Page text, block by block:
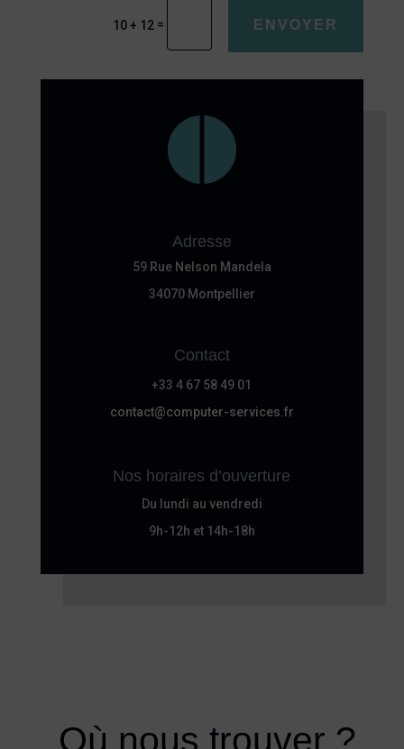
10 + 12 = ENVOYER
Adresse
59 Rue Nelson Mandela
34070 Montpellier
Contact
+33 4 67 58 49 01
contact@computer-services.fr
Nos horaires d’ouverture
Du lundi au vendredi
9h-12h et 14h-18h
Où nous trouver ?